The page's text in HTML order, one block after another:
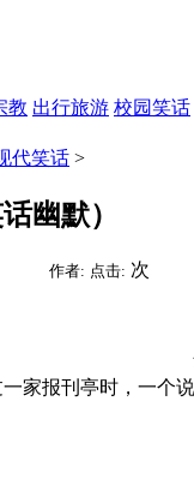
教 出行旅游 校园笑话
代笑话 >
幽默）
作者: 点击: 次
家报刊亭时，一个